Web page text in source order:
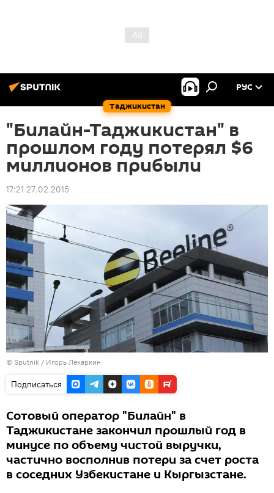
Таджикистан
РУС
"Билайн-Таджикистан" в
прошлом году потерял $6
миллионов прибыли
17:21 27.02.2015
© Sputnik / Игорь Лекаркин
Подписаться
Сотовый оператор "Билайн" в
Таджикистане закончил прошлый год в
минусе по объему чистой выручки,
частично восполнив потери за счет роста
в соседних Узбекистане и Кыргызстане.